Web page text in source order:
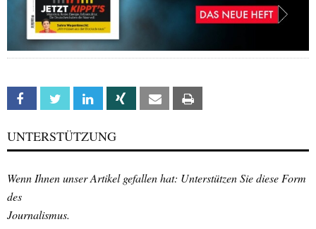
Facebook Twitter Linkedin Xing Email
UNTERSTÜTZUNG
Wenn Ihnen unser Artikel gefallen hat: Unterstützen Sie diese Form
des
Journalismus.